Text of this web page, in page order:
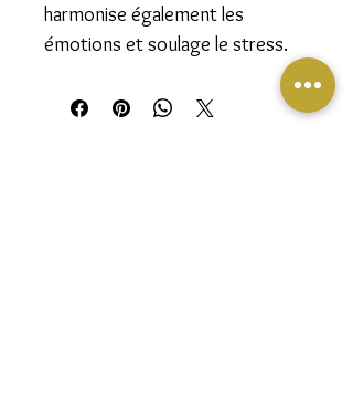
harmonise également les
émotions et soulage le stress.